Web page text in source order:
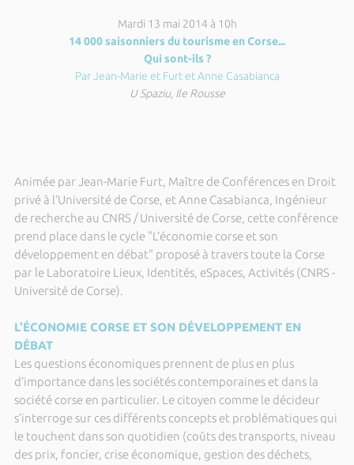
Mardi 13 mai 2014 à 10h
14 000 saisonniers du tourisme en Corse...
Qui sont-ils ?
Par Jean-Marie et Furt et Anne Casabianca
U Spaziu, Ile Rousse
Animée par Jean-Marie Furt, Maître de Conférences en Droit
privé à l’Université de Corse, et Anne Casabianca, Ingénieur
de recherche au CNRS / Université de Corse, cette conférence
prend place dans le cycle "L’économie corse et son
développement en débat" proposé à travers toute la Corse
par le Laboratoire Lieux, Identités, eSpaces, Activités (CNRS -
Université de Corse).
L’ÉCONOMIE CORSE ET SON DÉVELOPPEMENT EN
DÉBAT
Les questions économiques prennent de plus en plus
d’importance dans les sociétés contemporaines et dans la
société corse en particulier. Le citoyen comme le décideur
s’interroge sur ces différents concepts et problématiques qui
le touchent dans son quotidien (coûts des transports, niveau
des prix, foncier, crise économique, gestion des déchets,